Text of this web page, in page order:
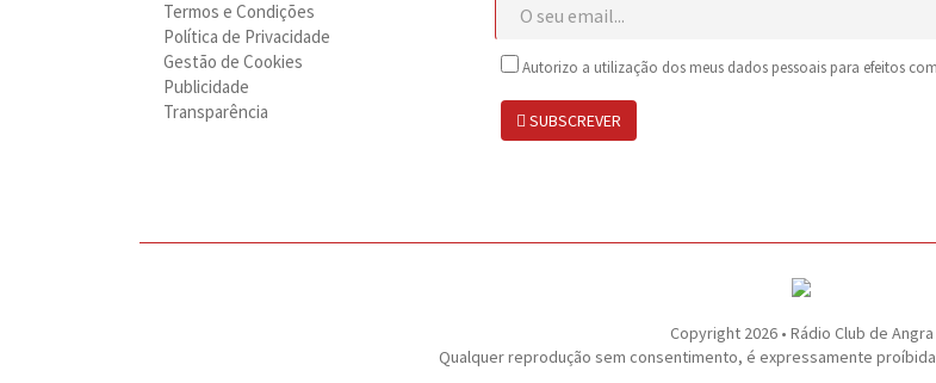
Termos e Condições
Política de Privacidade
Gestão de Cookies
Publicidade
Transparência
Autorizo a utilização dos meus dados pessoais para efeitos
SUBSCREVER
Copyright 2026 • Rádio Club de Angra
Qualquer reprodução sem consentimento, é expressamente